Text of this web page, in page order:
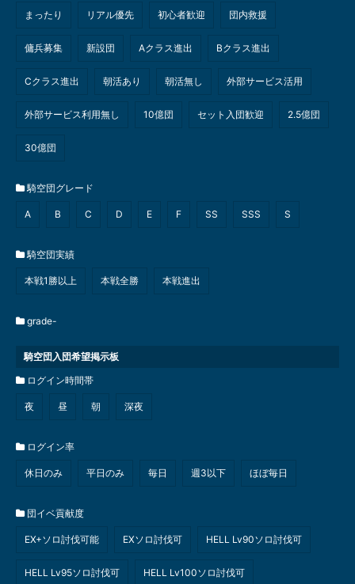
まったり リアル優先 初心者歓迎 団内救援
傭兵募集 新設団 Aクラス進出 Bクラス進出
Cクラス進出 朝活あり 朝活無し 外部サービス活用
外部サービス利用無し 10億団 セット入団歓迎 2.5億団
30億団
騎空団グレード
A B C D E F SS SSS S
騎空団実績
本戦1勝以上 本戦全勝 本戦進出
grade-
騎空団入団希望掲示板
ログイン時間帯
夜 昼 朝 深夜
ログイン率
休日のみ 平日のみ 毎日 週3以下 ほぼ毎日
団イベ貢献度
EX+ソロ討伐可能 EXソロ討伐可 HELL Lv90ソロ討伐可
HELL Lv95ソロ討伐可 HELL Lv100ソロ討伐可